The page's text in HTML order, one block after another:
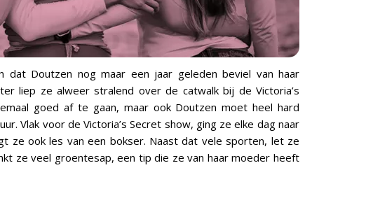
Doutzen nog maar een jaar geleden beviel van haar
liep ze alweer stralend over de catwalk bij de Victoria’s
goed af te gaan, maar ook Doutzen moet heel hard
Vlak voor de Victoria’s Secret show, ging ze elke dag naar
ze ook les van een bokser. Naast dat vele sporten, let ze
ze veel groentesap, een tip die ze van haar moeder heeft